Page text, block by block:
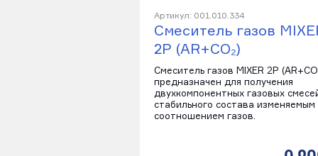
Артикул: 001.010.334
Смеситель газов
2Р (AR+CO₂)
Смеситель газов MIXER 2Р
предназначен для получения
двухкомпонентных газовых
стабильного состава изменяемым
соотношением газов.